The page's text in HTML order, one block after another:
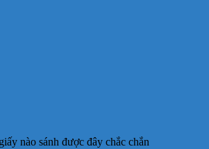
nào sánh được đây chắc chắn